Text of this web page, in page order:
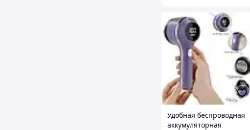
Удобная беспроводная
аккумуляторная